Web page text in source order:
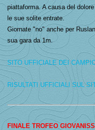
piattaforma. A causa del
le sue solite entrate.
Giornate "no" anche per
sua gara da 1m.
SITO UFFICIALE DEI
RISULTATI UFFICIALI SUL
FINALE TROFEO